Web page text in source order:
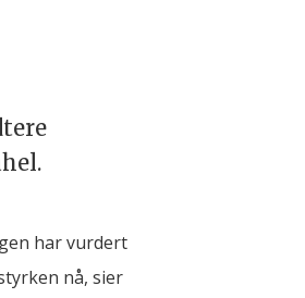
har vurdert
nå, sier